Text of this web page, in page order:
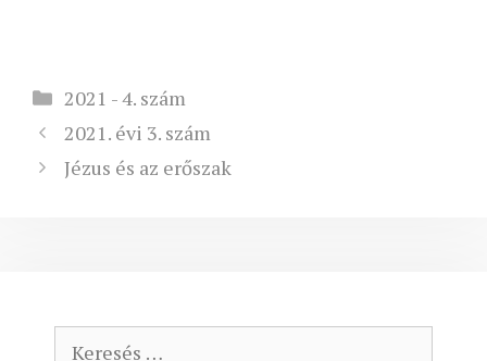
Kategória
2021 - 4. szám
2021. évi 3. szám
Jézus és az erőszak
Keresés: